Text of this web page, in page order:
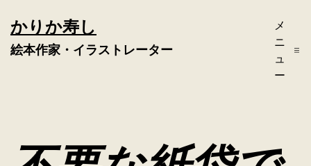
ン
テ
かりか寿し
絵本作家・イラストレーター
メ
ニ
ュ
ー